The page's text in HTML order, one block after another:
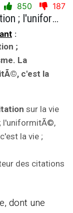
850 187
La variÃ©tÃ©, c'est de l'organisation ; l'uniformitÃ©, c'est du mÃ©canisme. La variÃ©tÃ©, c'est la vie ; l'uniformitÃ©, c'est la mort.
:
;
La
c'est la
sur la vie
l'uniformitÃ©,
la vie ;
des citations
dont une